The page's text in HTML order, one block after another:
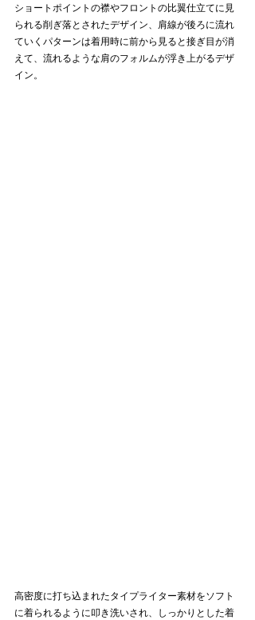
ショートポイントの襟やフロントの比翼仕立てに見
られる削ぎ落とされたデザイン、肩線が後ろに流れ
ていくパターンは着用時に前から見ると接ぎ目が消
えて、流れるような肩のフォルムが浮き上がるデザ
イン。
高密度に打ち込まれたタイプライター素材をソフト
に着られるように叩き洗いされ、しっかりとした着